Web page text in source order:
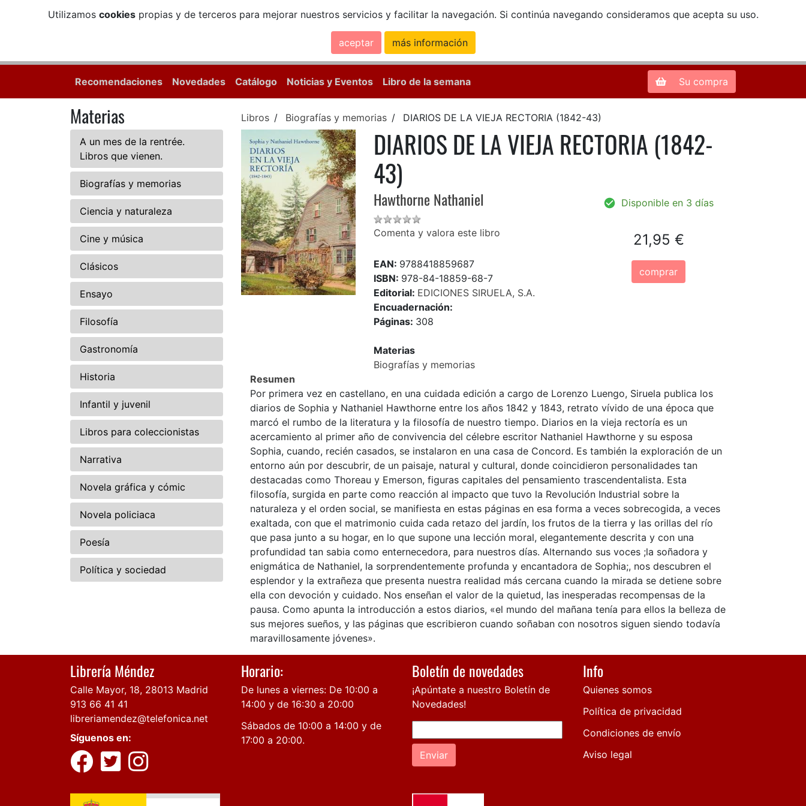
Utilizamos cookiespropias y de terceros para mejorar nuestros servicios y facilitar la navegación. Si continúa navegando consideramos que acepta su uso.
aceptar más información
Zona de Clientes
Recomendaciones Novedades Catálogo Noticias y Eventos Libro de la semana Su compra
Materias
A un mes de la rentrée.
Libros que vienen.
Biografías y memorias
Ciencia y naturaleza
Cine y música
Clásicos
Ensayo
Filosofía
Gastronomía
Historia
Infantil y juvenil
Libros para coleccionistas
Narrativa
Novela gráfica y cómic
Novela policiaca
Poesía
Política y sociedad
Libros Biografías y memorias DIARIOS DE LA VIEJA RECTORIA (1842-43)
DIARIOS DE LA VIEJA RECTORIA (1842-
43)
Hawthorne Nathaniel
Comenta y valora este libro
EAN: 9788418859687
ISBN: 978-84-18859-68-7
Editorial: EDICIONES SIRUELA, S.A.
Encuadernación:
Páginas: 308
Materias
Biografías y memorias
Disponible en 3 días
21,95 €
comprar
Resumen
Por primera vez en castellano, en una cuidada edición a cargo de Lorenzo Luengo, Siruela publica los
diarios de Sophia y Nathaniel Hawthorne entre los años 1842 y 1843, retrato vívido de una época que
marcó el rumbo de la literatura y la filosofía de nuestro tiempo. Diarios en la vieja rectoría es un
acercamiento al primer año de convivencia del célebre escritor Nathaniel Hawthorne y su esposa
Sophia, cuando, recién casados, se instalaron en una casa de Concord. Es también la exploración de un
entorno aún por descubrir, de un paisaje, natural y cultural, donde coincidieron personalidades tan
destacadas como Thoreau y Emerson, figuras capitales del pensamiento trascendentalista. Esta
filosofía, surgida en parte como reacción al impacto que tuvo la Revolución Industrial sobre la
naturaleza y el orden social, se manifiesta en estas páginas en esa forma a veces sobrecogida, a veces
exaltada, con que el matrimonio cuida cada retazo del jardín, los frutos de la tierra y las orillas del río
que pasa junto a su hogar, en lo que supone una lección moral, elegantemente descrita y con una
profundidad tan sabia como enternecedora, para nuestros días. Alternando sus voces ;la soñadora y
enigmática de Nathaniel, la sorprendentemente profunda y encantadora de Sophia;, nos descubren el
esplendor y la extrañeza que presenta nuestra realidad más cercana cuando la mirada se detiene sobre
ella con devoción y cuidado. Nos enseñan el valor de la quietud, las inesperadas recompensas de la
pausa. Como apunta la introducción a estos diarios, «el mundo del mañana tenía para ellos la belleza de
sus mejores sueños, y las páginas que escribieron cuando soñaban con nosotros siguen siendo todavía
maravillosamente jóvenes».
Librería Méndez
Calle Mayor, 18, 28013 Madrid
913 66 41 41
libreriamendez@telefonica.net
Síguenos en:
Horario:
De lunes a viernes: De 10:00 a
14:00 y de 16:30 a 20:00
Sábados de 10:00 a 14:00 y de
17:00 a 20:00.
Boletín de novedades
¡Apúntate a nuestro Boletín de
Novedades!
Enviar
Info
Quienes somos
Política de privacidad
Condiciones de envío
Aviso legal